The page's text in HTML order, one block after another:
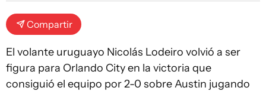
Compartir
El volante uruguayo Nicolás Lodeiro volvió a ser
figura para Orlando City en la victoria que
consiguió el equipo por 2-0 sobre Austin jugando